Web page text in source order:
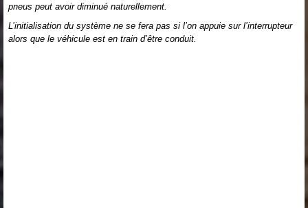
pneus peut avoir diminué naturellement.
L’initialisation du système ne se fera pas si l’on appuie sur l’interrupteur
alors que le véhicule est en train d’être conduit.